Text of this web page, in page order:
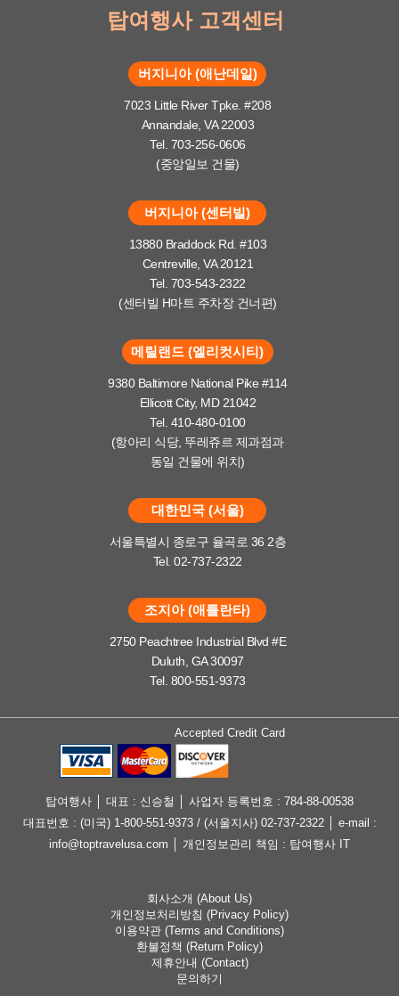
탑여행사 고객센터
버지니아 (애난데일)
7023 Little River Tpke. #208
Annandale, VA 22003
Tel. 703-256-0606
(중앙일보 건물)
버지니아 (센터빌)
13880 Braddock Rd. #103
Centreville, VA 20121
Tel. 703-543-2322
(센터빌 H마트 주차장 건너편)
메릴랜드 (엘리컷시티)
9380 Baltimore National Pike #114
Ellicott City, MD 21042
Tel. 410-480-0100
(항아리 식당, 뚜레쥬르 제과점과
동일 건물에 위치)
대한민국 (서울)
서울특별시 종로구 율곡로 36 2층
Tel. 02-737-2322
조지아 (애틀란타)
2750 Peachtree Industrial Blvd #E
Duluth, GA 30097
Tel. 800-551-9373
Accepted Credit Card
탑여행사 │ 대표 : 신승철 │ 사업자 등록번호 : 784-88-00538
대표번호 : (미국) 1-800-551-9373 / (서울지사) 02-737-2322 │ e-mail :
info@toptravelusa.com │ 개인정보관리 책임 : 탑여행사 IT
회사소개 (About Us)
개인정보처리방침 (Privacy Policy)
이용약관 (Terms and Conditions)
환불정책 (Return Policy)
제휴안내 (Contact)
문의하기